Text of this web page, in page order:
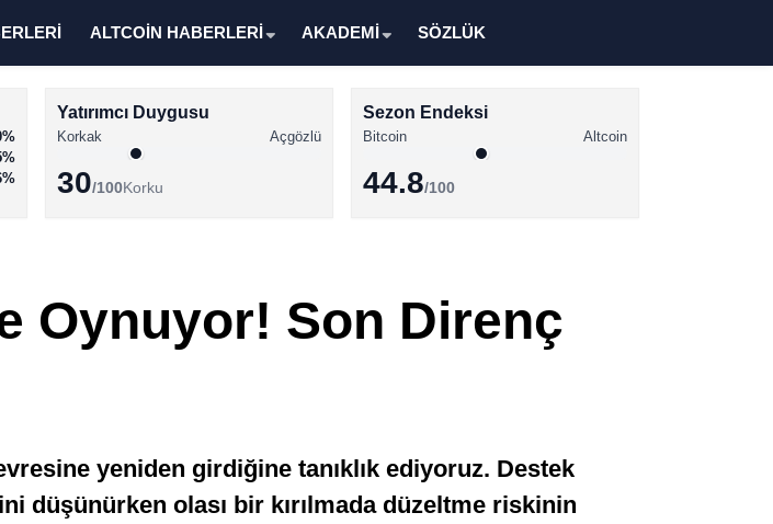
Altcoin Haberleri
ALTCOİN HABERLERİ AKADEMİ SÖZLÜK
Yatırımcı Duygusu
Korkak Açgözlü
30/100Korku
Sezon Endeksi
Bitcoin Altcoin
44.8/100
Oynuyor! Son Direnç
yeniden girdiğine tanıklık ediyoruz. Destek
düşünürken olası bir kırılmada düzeltme riskinin